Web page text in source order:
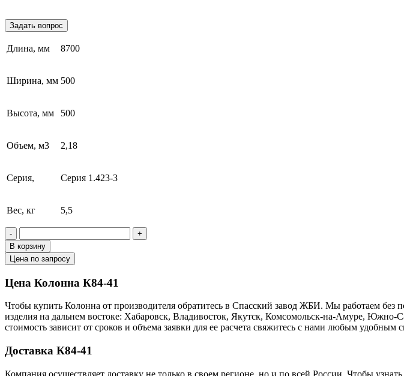
Задать вопрос
Длина, мм 8700
Ширина, мм 500
Высота, мм 500
Объем, м3 2,18
Серия, Серия 1.423-3
Вес, кг 5,5
-
+
В корзину
Цена по запросу
Цена Колонна К84-41
Чтобы купить Колонна от производителя обратитесь в Cпасский завод ЖБИ. Мы работаем
изделия на дальнем востоке: Хабаровск, Владивосток, Якутск, Комсомольск-на-Амуре,
стоимость зависит от сроков и объема заявки для ее расчета свяжитесь с нами любым удобным
Доставка К84-41
Компания осуществляет доставку не только в своем регионе, но и по всей России. Чтобы